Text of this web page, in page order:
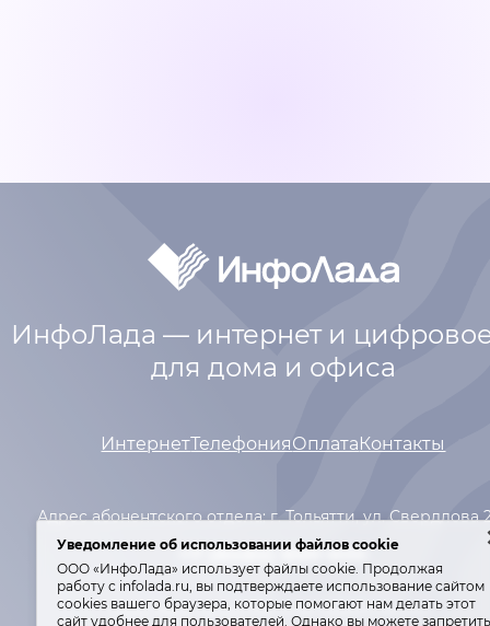
ИнфоЛада — интернет и
для дома и офиса
ИнтернетТелефонияОплатаКонтакты
Адрес абонентского отдела: г. Тольятти,ул. Свердлова
+7 (8482) 600-600
Лиц. Мин. связи РФ №№ 146977, 155342.
Уведомление об использовании файлов cookie
ООО «ИнфоЛада» использует файлы cookie. Продолжая
работу с infolada.ru, вы подтверждаете использование сайтом
сооkiеѕ вашего браузера, которые помогают нам делать этот
сайт удобнее для пользователей. Однако вы можете запретить